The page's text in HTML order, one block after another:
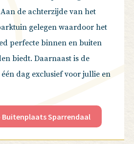
de achterzijde van het
gelegen waardoor het
perfecte binnen en buiten
biedt. Daarnaast is de
dag exclusief voor jullie en
Buitenplaats Sparrendaal